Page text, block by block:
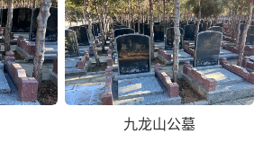
九龙山公墓